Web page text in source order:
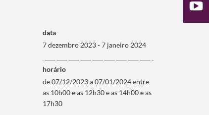
data
7 dezembro 2023 - 7 janeiro 2024
horário
de 07/12/2023 a 07/01/2024 entre
as 10h00 e as 12h30 e as 14h00 e as
17h30